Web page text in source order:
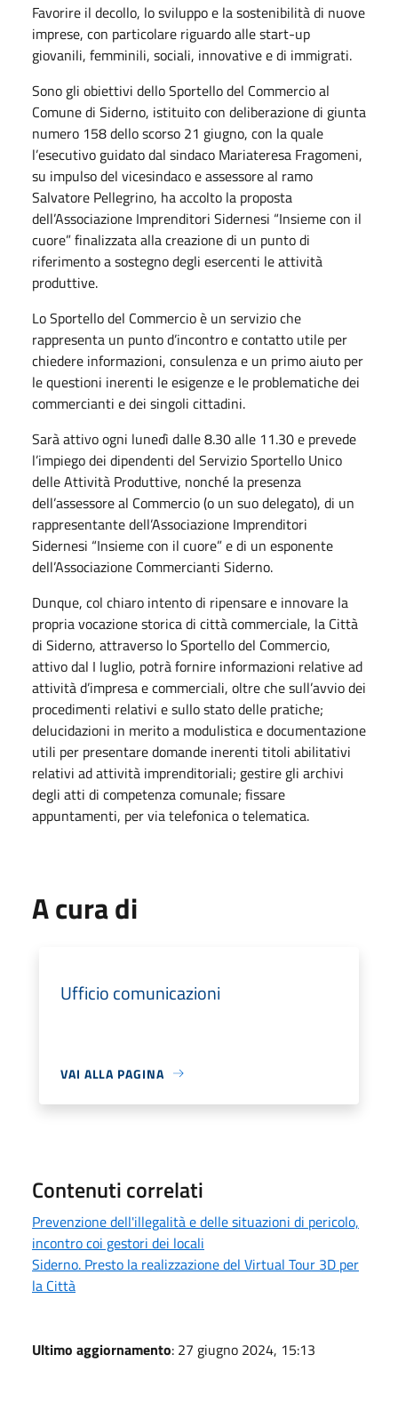
Favorire il decollo, lo sviluppo e la sostenibilità di nuove
imprese, con particolare riguardo alle start-up
giovanili, femminili, sociali, innovative e di immigrati.
Sono gli obiettivi dello Sportello del Commercio al
Comune di Siderno, istituito con deliberazione di giunta
numero 158 dello scorso 21 giugno, con la quale
l’esecutivo guidato dal sindaco Mariateresa Fragomeni,
su impulso del vicesindaco e assessore al ramo
Salvatore Pellegrino, ha accolto la proposta
dell’Associazione Imprenditori Sidernesi “Insieme con il
cuore” finalizzata alla creazione di un punto di
riferimento a sostegno degli esercenti le attività
produttive.
Lo Sportello del Commercio è un servizio che
rappresenta un punto d’incontro e contatto utile per
chiedere informazioni, consulenza e un primo aiuto per
le questioni inerenti le esigenze e le problematiche dei
commercianti e dei singoli cittadini.
Sarà attivo ogni lunedì dalle 8.30 alle 11.30 e prevede
l’impiego dei dipendenti del Servizio Sportello Unico
delle Attività Produttive, nonché la presenza
dell’assessore al Commercio (o un suo delegato), di un
rappresentante dell’Associazione Imprenditori
Sidernesi “Insieme con il cuore” e di un esponente
dell’Associazione Commercianti Siderno.
Dunque, col chiaro intento di ripensare e innovare la
propria vocazione storica di città commerciale, la Città
di Siderno, attraverso lo Sportello del Commercio,
attivo dal I luglio, potrà fornire informazioni relative ad
attività d’impresa e commerciali, oltre che sull’avvio dei
procedimenti relativi e sullo stato delle pratiche;
delucidazioni in merito a modulistica e documentazione
utili per presentare domande inerenti titoli abilitativi
relativi ad attività imprenditoriali; gestire gli archivi
degli atti di competenza comunale; fissare
appuntamenti, per via telefonica o telematica.
A cura di
Ufficio comunicazioni
VAI ALLA PAGINA
Contenuti correlati
Prevenzione dell'illegalità e delle situazioni di pericolo,
incontro coi gestori dei locali
Siderno. Presto la realizzazione del Virtual Tour 3D per
la Città
Ultimo aggiornamento: 27 giugno 2024, 15:13